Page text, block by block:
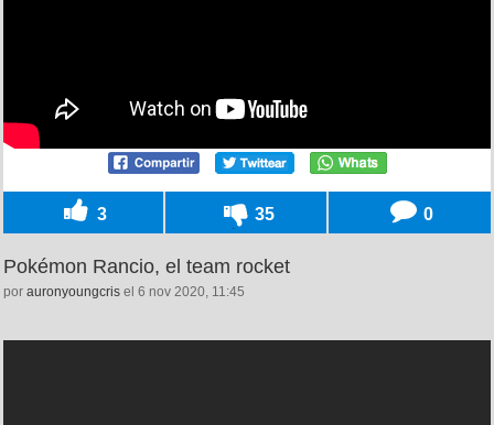
3 35 0
Pokémon Rancio, el team rocket
por auronyoungcris el 6 nov 2020, 11:45